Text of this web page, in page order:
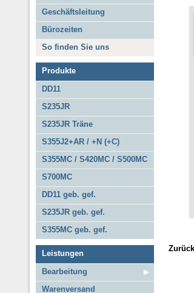
So finden Sie uns
S355J2+AR /
S500MC
Geschäftsleitung
Bürozeiten
So finden Sie uns
Produkte
DD11
S235JR
S235JR Träne
S355J2+AR / +N (+C)
S355MC / S420MC / S500MC
S700MC
DD11 geb. gef.
S235JR geb. gef.
S355MC geb. gef.
Leistungen
Bearbeitung
Warenversand